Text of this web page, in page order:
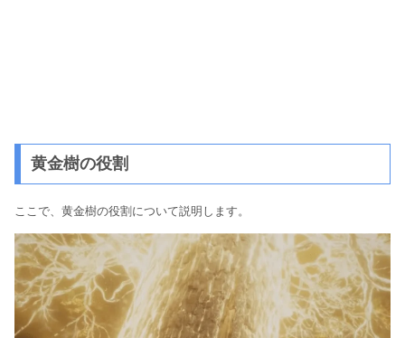
黄金樹の役割
ここで、黄金樹の役割について説明します。